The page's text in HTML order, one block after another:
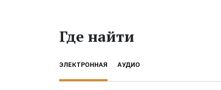
Где найти
ЭЛЕКТРОННАЯ АУДИО